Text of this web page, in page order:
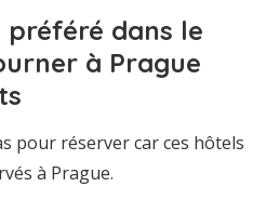
préféré dans le
à Prague
pour réserver car ces hôtels
à Prague.